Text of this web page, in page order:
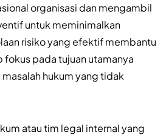
organisasi dan mengambil
untuk meminimalkan
risiko yang efektif membantu
fokus pada tujuan utamanya
hukum yang tidak
atau tim legal internal yang